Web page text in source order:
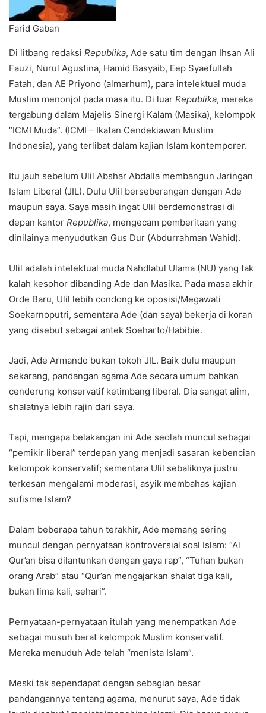
Farid Gaban
Di litbang redaksi Republika, Ade satu tim dengan Ihsan Ali
Fauzi, Nurul Agustina, Hamid Basyaib, Eep Syaefullah
Fatah, dan AE Priyono (almarhum), para intelektual muda
Muslim menonjol pada masa itu. Di luar Republika, mereka
tergabung dalam Majelis Sinergi Kalam (Masika), kelompok
“ICMI Muda”. (ICMI – Ikatan Cendekiawan Muslim
Indonesia), yang terlibat dalam kajian Islam kontemporer.
Itu jauh sebelum Ulil Abshar Abdalla membangun Jaringan
Islam Liberal (JIL). Dulu Ulil berseberangan dengan Ade
maupun saya. Saya masih ingat Ulil berdemonstrasi di
depan kantor Republika, mengecam pemberitaan yang
dinilainya menyudutkan Gus Dur (Abdurrahman Wahid).
Ulil adalah intelektual muda Nahdlatul Ulama (NU) yang tak
kalah kesohor dibanding Ade dan Masika. Pada masa akhir
Orde Baru, Ulil lebih condong ke oposisi/Megawati
Soekarnoputri, sementara Ade (dan saya) bekerja di koran
yang disebut sebagai antek Soeharto/Habibie.
Jadi, Ade Armando bukan tokoh JIL. Baik dulu maupun
sekarang, pandangan agama Ade secara umum bahkan
cenderung konservatif ketimbang liberal. Dia sangat alim,
shalatnya lebih rajin dari saya.
Tapi, mengapa belakangan ini Ade seolah muncul sebagai
“pemikir liberal” terdepan yang menjadi sasaran kebencian
kelompok konservatif; sementara Ulil sebaliknya justru
terkesan mengalami moderasi, asyik membahas kajian
sufisme Islam?
Dalam beberapa tahun terakhir, Ade memang sering
muncul dengan pernyataan kontroversial soal Islam: “Al
Qur’an bisa dilantunkan dengan gaya rap”, “Tuhan bukan
orang Arab” atau “Qur’an mengajarkan shalat tiga kali,
bukan lima kali, sehari”.
Pernyataan-pernyataan itulah yang menempatkan Ade
sebagai musuh berat kelompok Muslim konservatif.
Mereka menuduh Ade telah “menista Islam”.
Meski tak sependapat dengan sebagian besar
pandangannya tentang agama, menurut saya, Ade tidak